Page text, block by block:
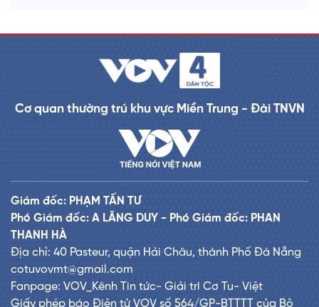
Cơ quan thường trú khu vực Miền Trung - Đài TNVN
Giám đốc: PHẠM TẤN TƯ
Phó Giám đốc: A LĂNG DUY - Phó Giám đốc: PHAN
THANH HÀ
Địa chỉ: 40 Pasteur, quận Hải Châu, thành Phố Đà Nẵng
cotuvovmt@gmail.com
Fanpage: VOV_Kênh Tin tức- Giải trí Cơ Tu- Việt
Giấy phép báo Điện tử VOV số 564/GP-BTTTT của Bộ